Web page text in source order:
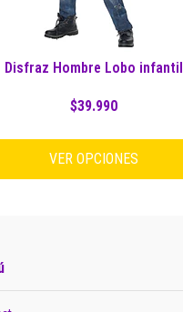
Disfraz Hombre Lobo infantil
$39.990
VER OPCIONES